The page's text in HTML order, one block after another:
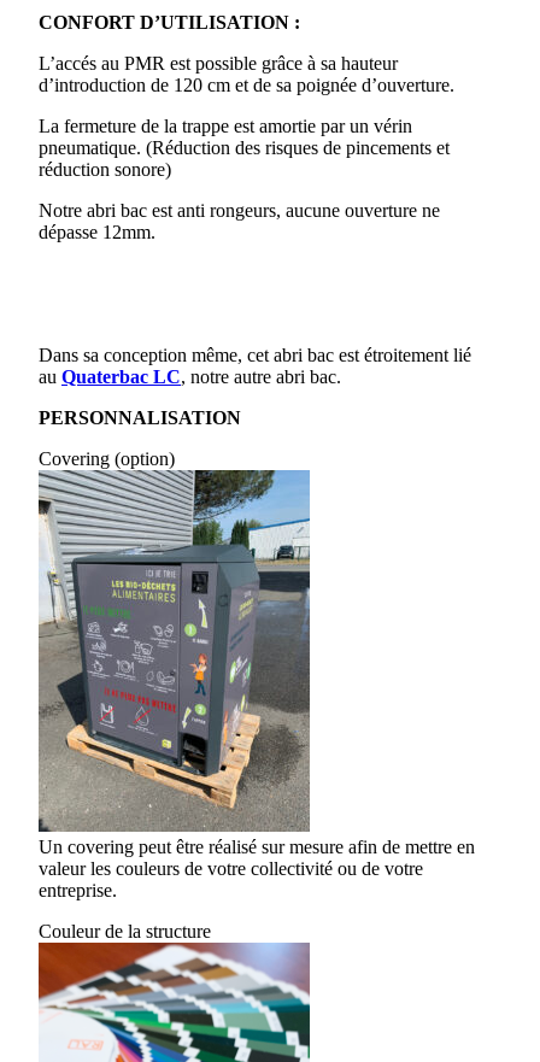
CONFORT D’UTILISATION :
L’accés au PMR est possible grâce à sa hauteur
d’introduction de 120 cm et de sa poignée d’ouverture.
La fermeture de la trappe est amortie par un vérin
pneumatique. (Réduction des risques de pincements et
réduction sonore)
Notre abri bac est anti rongeurs, aucune ouverture ne
dépasse 12mm.
Dans sa conception même, cet abri bac est étroitement lié
au Quaterbac LC, notre autre abri bac.
PERSONNALISATION
Covering (option)
Un covering peut être réalisé sur mesure afin de mettre en
valeur les couleurs de votre collectivité ou de votre
entreprise.
Couleur de la structure